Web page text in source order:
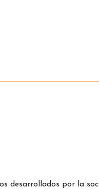
desarrollados por la